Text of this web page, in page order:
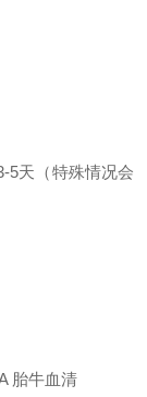
5天（特殊情况会
胎牛血清